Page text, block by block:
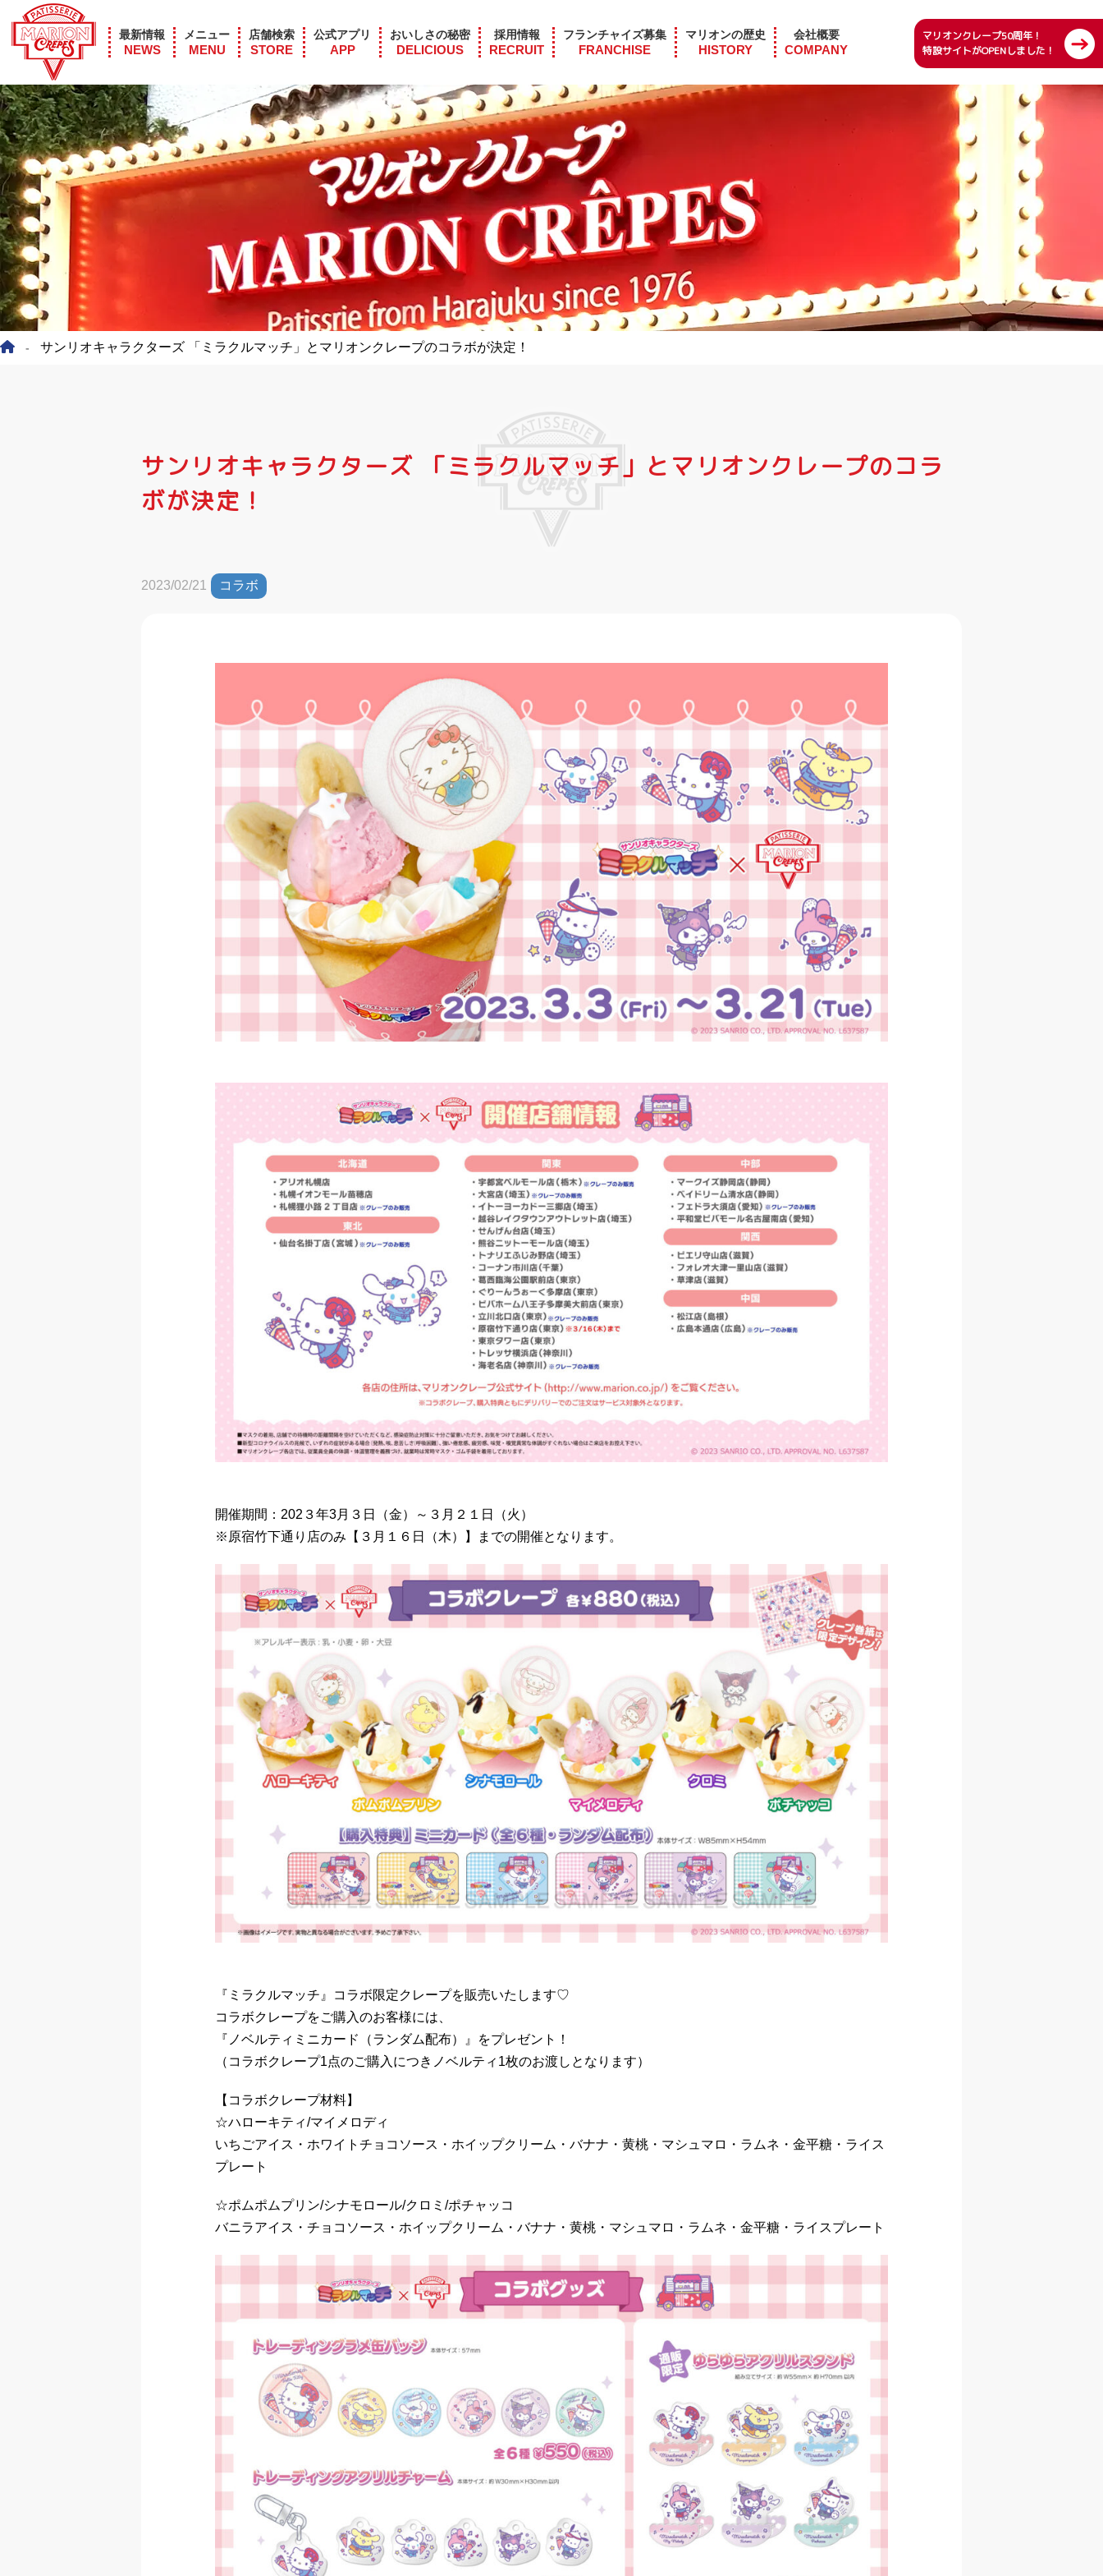
マリオンクレープ50周年！
特設サイトがOPENしました！
最新情報
NEWS
メニュー
MENU
店舗検索
STORE
公式アプリ
APP
おいしさの秘密
DELICIOUS
採用情報
RECRUIT
フランチャイズ募集
FRANCHISE
マリオンの歴史
HISTORY
会社概要
COMPANY
- サンリオキャラクターズ 「ミラクルマッチ」とマリオンクレープのコラボが決定！
サンリオキャラクターズ 「ミラクルマッチ」とマリオンクレープのコラ
ボが決定！
2023/02/21 コラボ
開催期間：202３年3月３日（金）～３月２１日（火）
※原宿竹下通り店のみ【３月１６日（木）】までの開催となります。
『ミラクルマッチ』コラボ限定クレープを販売いたします♡
コラボクレープをご購入のお客様には、
『ノベルティミニカード（ランダム配布）』をプレゼント！
（コラボクレープ1点のご購入につきノベルティ1枚のお渡しとなります）
【コラボクレープ材料】
☆ハローキティ/マイメロディ
いちごアイス・ホワイトチョコソース・ホイップクリーム・バナナ・黄桃・マシュマロ・ラムネ・金平糖・ライス
プレート
☆ポムポムプリン/シナモロール/クロミ/ポチャッコ
バニラアイス・チョコソース・ホイップクリーム・バナナ・黄桃・マシュマロ・ラムネ・金平糖・ライスプレート